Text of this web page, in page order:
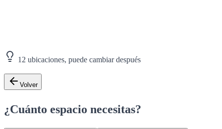
12 ubicaciones, puede cambiar después
Volver
¿Cuánto espacio necesitas?